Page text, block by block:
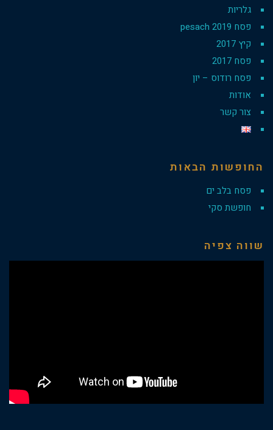
גלריות
פסח 2019 pesach
קיץ 2017
פסח 2017
פסח רודוס – יון
אודות
צור קשר
החופשות הבאות
פסח בלב ים
חופשת סקי
שווה צפיה